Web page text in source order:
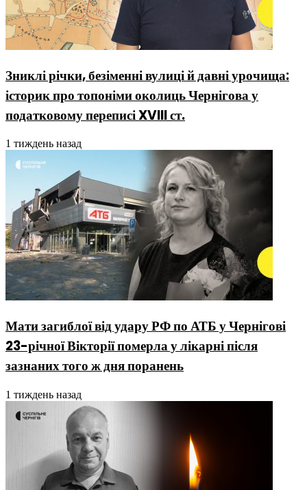
Зниклі річки, безіменні вулиці й давні урочища:
історик про топоніми околиць Чернігова у
податковому переписі XVIII ст.
1 тиждень назад
Мати загиблої від удару РФ по АТБ у Чернігові
23-річної Вікторії померла у лікарні після
зазнаних того ж дня поранень
1 тиждень назад